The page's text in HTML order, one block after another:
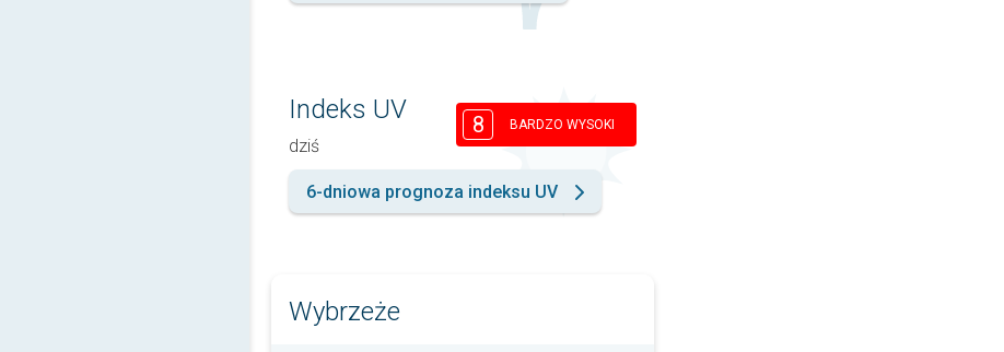
Indeks UV
dziś
8 BARDZO WYSOKI
6-dniowa prognoza indeksu UV
Wybrzeże